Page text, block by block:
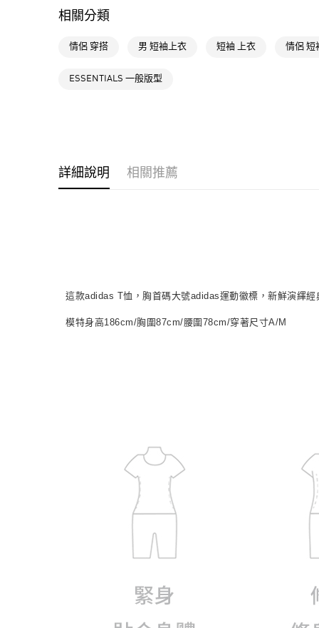
相關分類
情侶 穿搭 男 短袖上衣 短袖 上衣 情侶 短
ESSENTIALS 一般版型
詳細說明 相關推薦
這款adidas T恤，胸首碼大號adidas運動徽標，新鮮演繹
模特身高186cm/胸圍87cm/腰圍78cm/穿著尺寸A/M